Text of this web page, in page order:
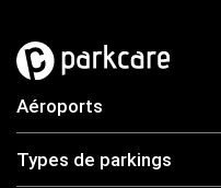
Aéroports
Types de parkings